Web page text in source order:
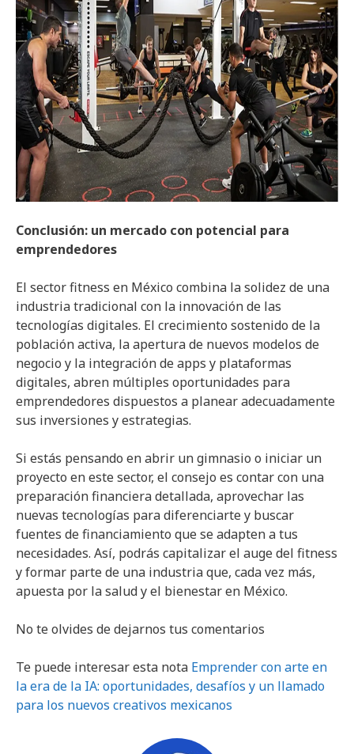
Conclusión: un mercado con potencial para
emprendedores
El sector fitness en México combina la solidez de una
industria tradicional con la innovación de las
tecnologías digitales. El crecimiento sostenido de la
población activa, la apertura de nuevos modelos de
negocio y la integración de apps y plataformas
digitales, abren múltiples oportunidades para
emprendedores dispuestos a planear adecuadamente
sus inversiones y estrategias.
Si estás pensando en abrir un gimnasio o iniciar un
proyecto en este sector, el consejo es contar con una
preparación financiera detallada, aprovechar las
nuevas tecnologías para diferenciarte y buscar
fuentes de financiamiento que se adapten a tus
necesidades. Así, podrás capitalizar el auge del fitness
y formar parte de una industria que, cada vez más,
apuesta por la salud y el bienestar en México.
No te olvides de dejarnos tus comentarios
Te puede interesar esta nota Emprender con arte en
la era de la IA: oportunidades, desafíos y un llamado
para los nuevos creativos mexicanos